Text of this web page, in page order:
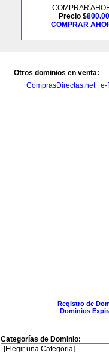
COMPRAR
Precio $800.00
COMPRAR
Otros dominios en venta:
ComprasDirectas.net| e-
Registro de
Dominios
Categorías de Dominio: